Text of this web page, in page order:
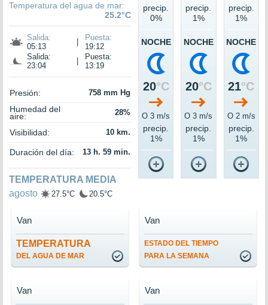
Temperatura del agua de mar:
25.2°C
Salida:
05:13
Puesta:
19:12
Salida:
23:04
Puesta:
13:19
Presión: 758 mm Hg
Humedad del
aire: 28%
Visibilidad: 10 km.
Duración del día: 13 h. 59 min.
TEMPERATURA MEDIA
agosto
27.5°C 20.5°C
precip.
0%
NOCHE
20°C
O 3 m/s
precip.
1%
precip.
1%
NOCHE
20°C
O 3 m/s
precip.
1%
precip.
1%
NOCHE
21°C
O 2 m/s
precip.
1%
TEMPERATURA
DEL AGUA DE MAR
Van
ESTADO DEL TIEMPO
PARA LA SEMANA
Van
Van Van